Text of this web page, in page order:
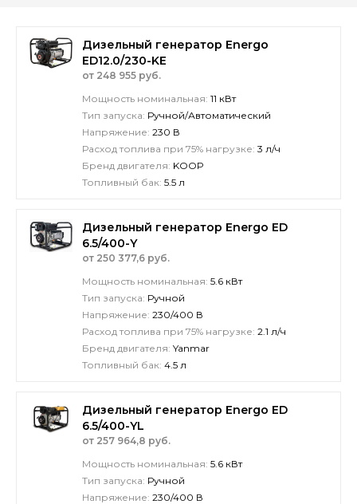
Дизельный генератор Energo
ED12.0/230-KE
от 248 955 руб.
Мощность номинальная: 11 кВт
Тип запуска: Ручной/Автоматический
Напряжение: 230 В
Расход топлива при 75% нагрузке: 3 л/ч
Бренд двигателя: KOOP
Топливный бак: 5.5 л
Дизельный генератор Energo ED
6.5/400-Y
от 250 377,6 руб.
Мощность номинальная: 5.6 кВт
Тип запуска: Ручной
Напряжение: 230/400 В
Расход топлива при 75% нагрузке: 2.1 л/ч
Бренд двигателя: Yanmar
Топливный бак: 4.5 л
Дизельный генератор Energo ED
6.5/400-YL
от 257 964,8 руб.
Мощность номинальная: 5.6 кВт
Тип запуска: Ручной
Напряжение: 230/400 В